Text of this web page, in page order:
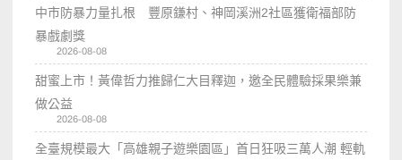
中市防暴力量扎根 豐原鎌村、神岡溪洲2社區獲衛福部防
暴戲劇獎
2026-08-08
甜蜜上市！黃偉哲力推歸仁大目釋迦，邀全民體驗採果樂兼
做公益
2026-08-08
全臺規模最大「高雄親子遊樂園區」首日狂吸三萬人潮 輕軌